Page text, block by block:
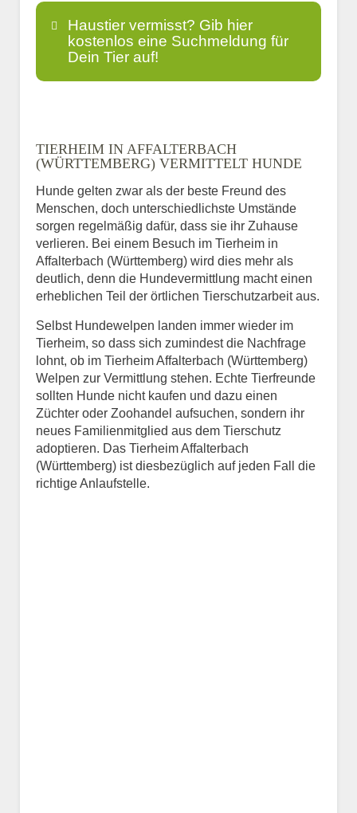
Haustier vermisst? Gib hier
kostenlos eine Suchmeldung für
Dein Tier auf!
E-Mail*
Informationen über das
Tier.
Art des Tiers*
Name des Tiers
TIERHEIM IN AFFALTERBACH
(WÜRTTEMBERG) VERMITTELT HUNDE
Hunde gelten zwar als der beste Freund des
Menschen, doch unterschiedlichste Umstände
sorgen regelmäßig dafür, dass sie ihr Zuhause
verlieren. Bei einem Besuch im Tierheim in
Affalterbach (Württemberg) wird dies mehr als
deutlich, denn die Hundevermittlung macht einen
erheblichen Teil der örtlichen Tierschutzarbeit aus.
Selbst Hundewelpen landen immer wieder im
Tierheim, so dass sich zumindest die Nachfrage
lohnt, ob im Tierheim Affalterbach (Württemberg)
Welpen zur Vermittlung stehen. Echte Tierfreunde
sollten Hunde nicht kaufen und dazu einen
Züchter oder Zoohandel aufsuchen, sondern ihr
neues Familienmitglied aus dem Tierschutz
adoptieren. Das Tierheim Affalterbach
(Württemberg) ist diesbezüglich auf jeden Fall die
richtige Anlaufstelle.